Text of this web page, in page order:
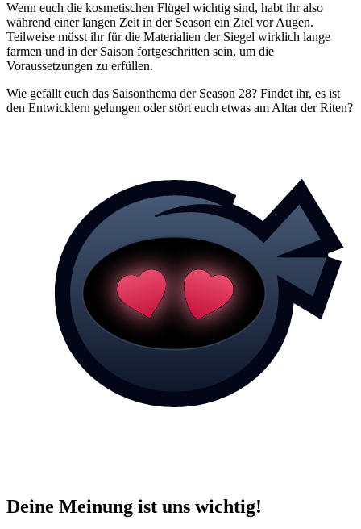
Wenn euch die kosmetischen Flügel wichtig sind, habt ihr also
während einer langen Zeit in der Season ein Ziel vor Augen.
Teilweise müsst ihr für die Materialien der Siegel wirklich lange
farmen und in der Saison fortgeschritten sein, um die
Voraussetzungen zu erfüllen.
Wie gefällt euch das Saisonthema der Season 28? Findet ihr, es ist
den Entwicklern gelungen oder stört euch etwas am Altar der Riten?
Deine Meinung ist uns wichtig!